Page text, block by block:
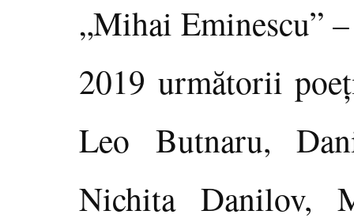
„Mihai Eminescu”
2019 următorii
Leo Butnaru,
Nichita Danilov,